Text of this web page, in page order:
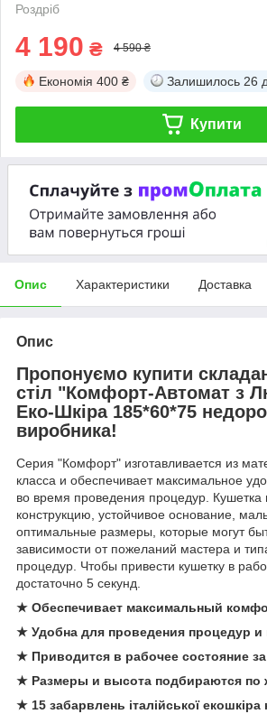
Роздріб
4 190 ₴ 4 590 ₴
Економія 400 ₴ Залишилось 26
Купити
Опис Характеристики Доставка
Опис
Пропонуємо купити
стіл "Комфорт-Автомат з
Еко-Шкіра 185*60*75
виробника!
Серия "Комфорт" изготавливается из
класса и обеспечивает максимальное
во время проведения процедур.
конструкцию, устойчивое основание,
оптимальные размеры, которые могут
зависимости от пожеланий мастера и
процедур. Чтобы привести кушетку в
достаточно 5 секунд.
★ Обеспечивает максимальный
★ Удобна для проведения процедур и
★ Приводится в рабочее состояние за
★ Размеры и высота подбираются по
★ 15 забарвлень італійської екошкіра